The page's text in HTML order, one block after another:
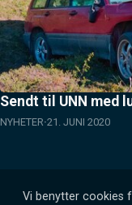
Sendt til UNN med
NYHETER 21. JUNI 2020
Vi benytter cookies